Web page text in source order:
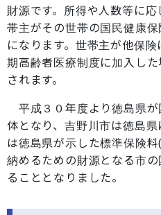
財源です。所得や人数等に
帯主がその世帯の国民健康
になります。世帯主が他保
期高齢者医療制度に加入し
されます。
平成３０年度より徳島県
体となり、吉野川市は徳島
は徳島県が示した標準保険
納めるための財源となる市
ることとなりました。